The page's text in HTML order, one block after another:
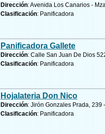
Dirección: Avenida Los Canarios -
Clasificación: Panificadora
Panificadora Gallete
Dirección: Calle San Juan De Dios
Clasificación: Panificadora
Hojalateria Don Nico
Dirección: Jirón Gonzales Prada, 239
Clasificación: Panificadora